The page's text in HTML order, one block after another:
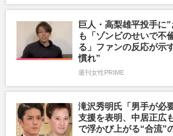
巨人・高梨雄平投手に
も「ゾンビのせいで不
る」ファンの反応が示
慣れ”
週刊女性PRIME
滝沢秀明氏「男手が必
支援を表明、中居正広
で浮かび上がる“合流”